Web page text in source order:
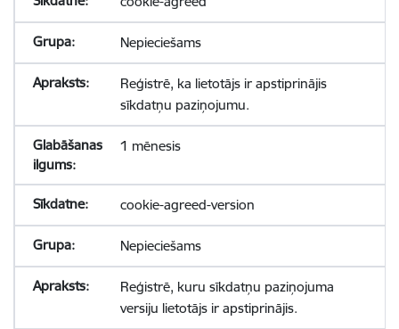
Nepieciešams
Reģistrē, ka lietotājs ir apstiprinājis
sīkdatņu paziņojumu.
1 mēnesis
cookie-agreed-version
Nepieciešams
Reģistrē, kuru sīkdatņu paziņojuma
versiju lietotājs ir apstiprinājis.